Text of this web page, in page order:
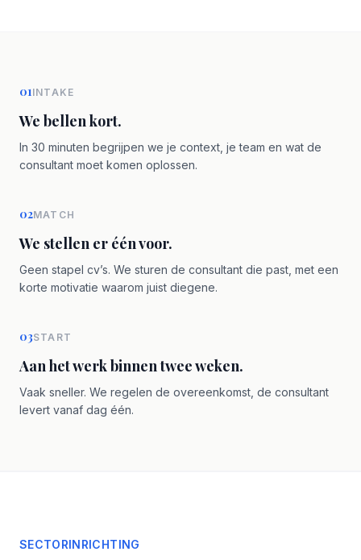
01INTAKE
We bellen kort.
In 30 minuten begrijpen we je context, je team en wat de
consultant moet komen oplossen.
02MATCH
We stellen er één voor.
Geen stapel cv’s. We sturen de consultant die past, met een
korte motivatie waarom juist diegene.
03START
Aan het werk binnen twee weken.
Vaak sneller. We regelen de overeenkomst, de consultant
levert vanaf dag één.
SECTORINRICHTING